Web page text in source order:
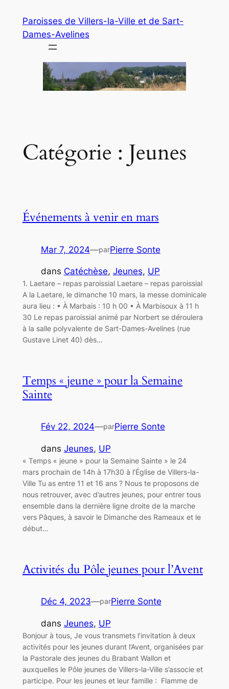
contenu
Paroisses de Villers-la-Ville et de Sart-
Dames-Avelines
Catégorie : Jeunes
Événements à venir en mars
Mar 7, 2024—parPierre Sonte
dans Catéchèse, Jeunes, UP
1. Laetare – repas paroissial Laetare – repas paroissial
A la Laetare, le dimanche 10 mars, la messe dominicale
aura lieu : • À Marbais : 10 h 00 • À Marbisoux à 11 h
30 Le repas paroissial animé par Norbert se déroulera
à la salle polyvalente de Sart-Dames-Avelines (rue
Gustave Linet 40) dès…
Temps « jeune » pour la Semaine
Sainte
Fév 22, 2024—parPierre Sonte
dans Jeunes, UP
« Temps « jeune » pour la Semaine Sainte » le 24
mars prochain de 14h à 17h30 à l’Église de Villers-la-
Ville Tu as entre 11 et 16 ans ? Nous te proposons de
nous retrouver, avec d’autres jeunes, pour entrer tous
ensemble dans la dernière ligne droite de la marche
vers Pâques, à savoir le Dimanche des Rameaux et le
début…
Activités du Pôle jeunes pour l’Avent
Déc 4, 2023—parPierre Sonte
dans Jeunes, UP
Bonjour à tous, Je vous transmets l’invitation à deux
activités pour les jeunes durant l’Avent, organisées par
la Pastorale des jeunes du Brabant Wallon et
auxquelles le Pôle jeunes de Villers-la-Ville s’associe et
participe. Pour les jeunes et leur famille : Flamme de